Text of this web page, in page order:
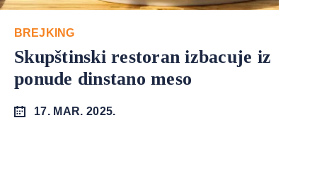
BREJKING
Skupštinski restoran izbacuje iz
ponude dinstano meso
17. MAR. 2025.